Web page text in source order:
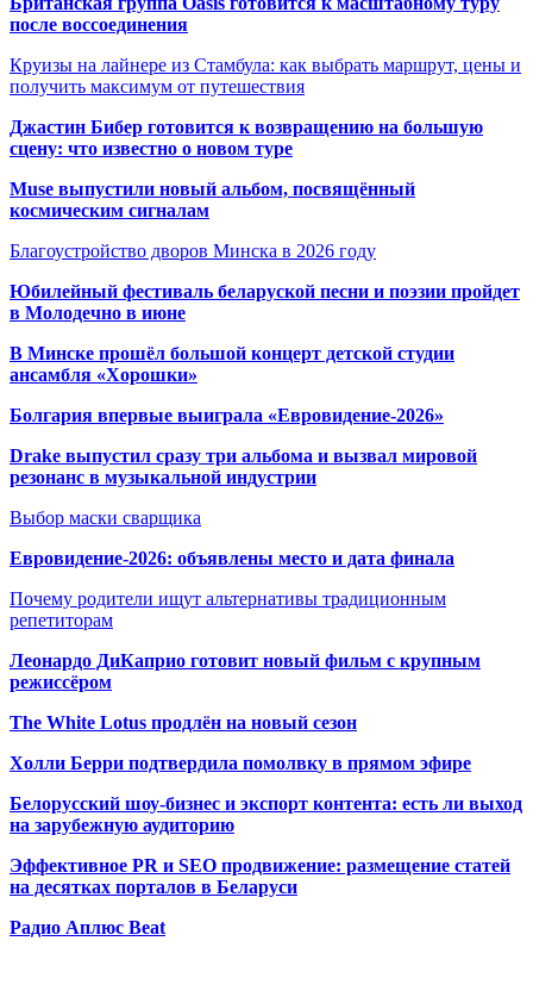
после воссоединения
Круизы на лайнере из Стамбула: как выбрать маршрут, цены и
получить максимум от путешествия
Джастин Бибер готовится к возвращению на большую
сцену: что известно о новом туре
Muse выпустили новый альбом, посвящённый
космическим сигналам
Благоустройство дворов Минска в 2026 году
Юбилейный фестиваль беларуской песни и поэзии пройдет
в Молодечно в июне
В Минске прошёл большой концерт детской студии
ансамбля «Хорошки»
Болгария впервые выиграла «Евровидение-2026»
Drake выпустил сразу три альбома и вызвал мировой
резонанс в музыкальной индустрии
Выбор маски сварщика
Евровидение-2026: объявлены место и дата финала
Почему родители ищут альтернативы традиционным
репетиторам
Леонардо ДиКаприо готовит новый фильм с крупным
режиссёром
The White Lotus продлён на новый сезон
Холли Берри подтвердила помолвку в прямом эфире
Белорусский шоу-бизнес и экспорт контента: есть ли выход
на зарубежную аудиторию
Эффективное PR и SEO продвижение: размещение статей
на десятках порталов в Беларуси
Радио Аплюс Beat